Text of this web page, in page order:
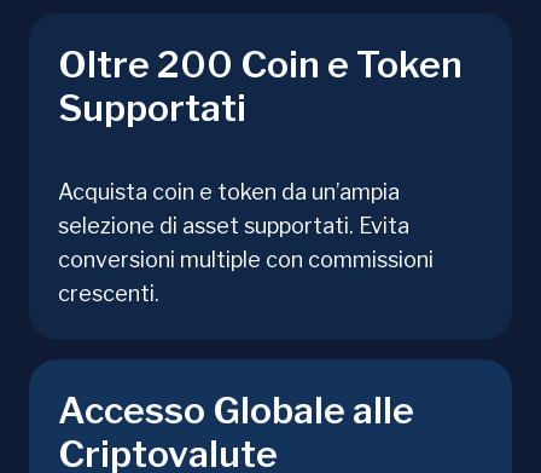
Oltre 200 Coin e Token
Supportati
Acquista coin e token da un’ampia
selezione di asset supportati. Evita
conversioni multiple con commissioni
crescenti.
Accesso Globale alle
Criptovalute